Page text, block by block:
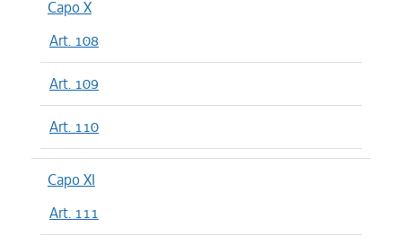
Capo X
Art. 108
Art. 109
Art. 110
Capo XI
Art. 111